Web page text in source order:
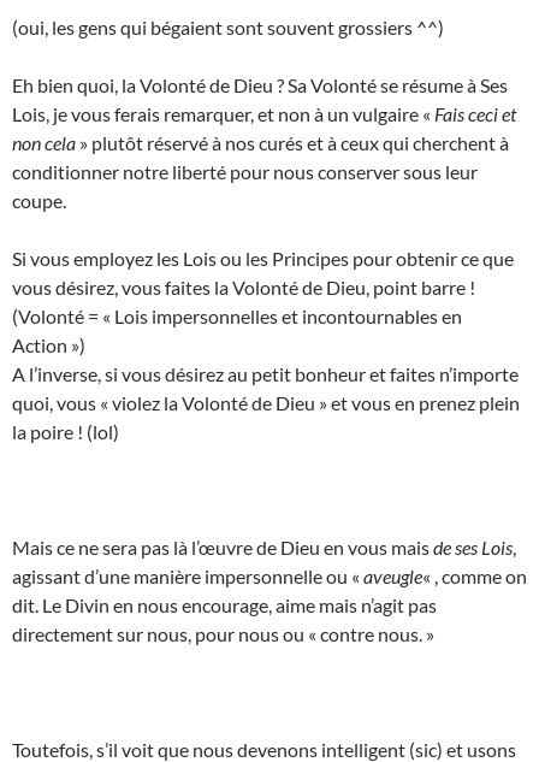
(oui, les gens qui bégaient sont souvent grossiers ^^)
Eh bien quoi, la Volonté de Dieu ? Sa Volonté se résume à Ses
Lois, je vous ferais remarquer, et non à un vulgaire « Fais ceci et
non cela » plutôt réservé à nos curés et à ceux qui cherchent à
conditionner notre liberté pour nous conserver sous leur
coupe.
Si vous employez les Lois ou les Principes pour obtenir ce que
vous désirez, vous faites la Volonté de Dieu, point barre !
(Volonté = « Lois impersonnelles et incontournables en
Action »)
A l’inverse, si vous désirez au petit bonheur et faites n’importe
quoi, vous « violez la Volonté de Dieu » et vous en prenez plein
la poire ! (lol)
Mais ce ne sera pas là l’œuvre de Dieu en vous maisde ses Lois
agissant d’une manière impersonnelle ou « aveugle« , comme on
dit. Le Divin en nous encourage, aime mais n’agit pas
directement sur nous, pour nous ou « contre nous. »
Toutefois, s’il voit que nous devenons intelligent (sic) et usons